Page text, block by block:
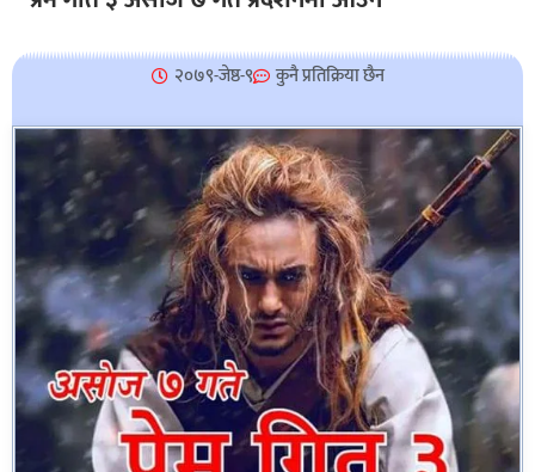
u
o
n
२०७९-जेष्ठ-९ कुनै प्रतिक्रिया छैन